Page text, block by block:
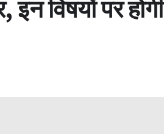
विषयों पर होगी